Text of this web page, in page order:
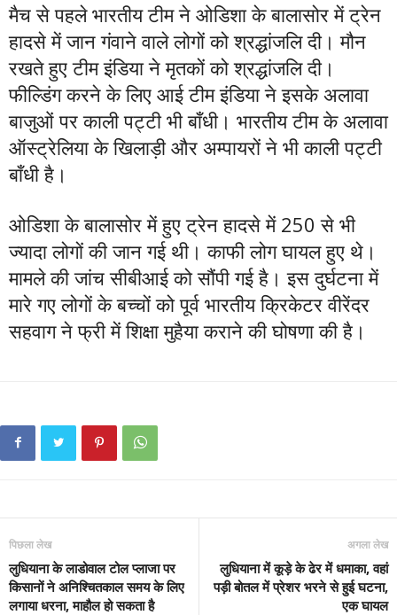
मैच से पहले भारतीय टीम ने ओडिशा के बालासोर में ट्रेन
हादसे में जान गंवाने वाले लोगों को श्रद्धांजलि दी। मौन
रखते हुए टीम इंडिया ने मृतकों को श्रद्धांजलि दी।
फील्डिंग करने के लिए आई टीम इंडिया ने इसके अलावा
बाजुओं पर काली पट्टी भी बाँधी। भारतीय टीम के अलावा
ऑस्ट्रेलिया के खिलाड़ी और अम्पायरों ने भी काली पट्टी
बाँधी है।
ओडिशा के बालासोर में हुए ट्रेन हादसे में 250 से भी
ज्यादा लोगों की जान गई थी। काफी लोग घायल हुए थे।
मामले की जांच सीबीआई को सौंपी गई है। इस दुर्घटना में
मारे गए लोगों के बच्चों को पूर्व भारतीय क्रिकेटर वीरेंदर
सहवाग ने फ्री में शिक्षा मुहैया कराने की घोषणा की है।
पिछला लेख
लुधियाना के लाडोवाल टोल प्लाजा पर
किसानों ने अनिश्चितकाल समय के लिए
लगाया धरना, माहौल हो सकता है
अगला लेख
लुधियाना में कूड़े के ढेर में धमाका, वहां
पड़ी बोतल में प्रेशर भरने से हुई घटना,
एक घायल